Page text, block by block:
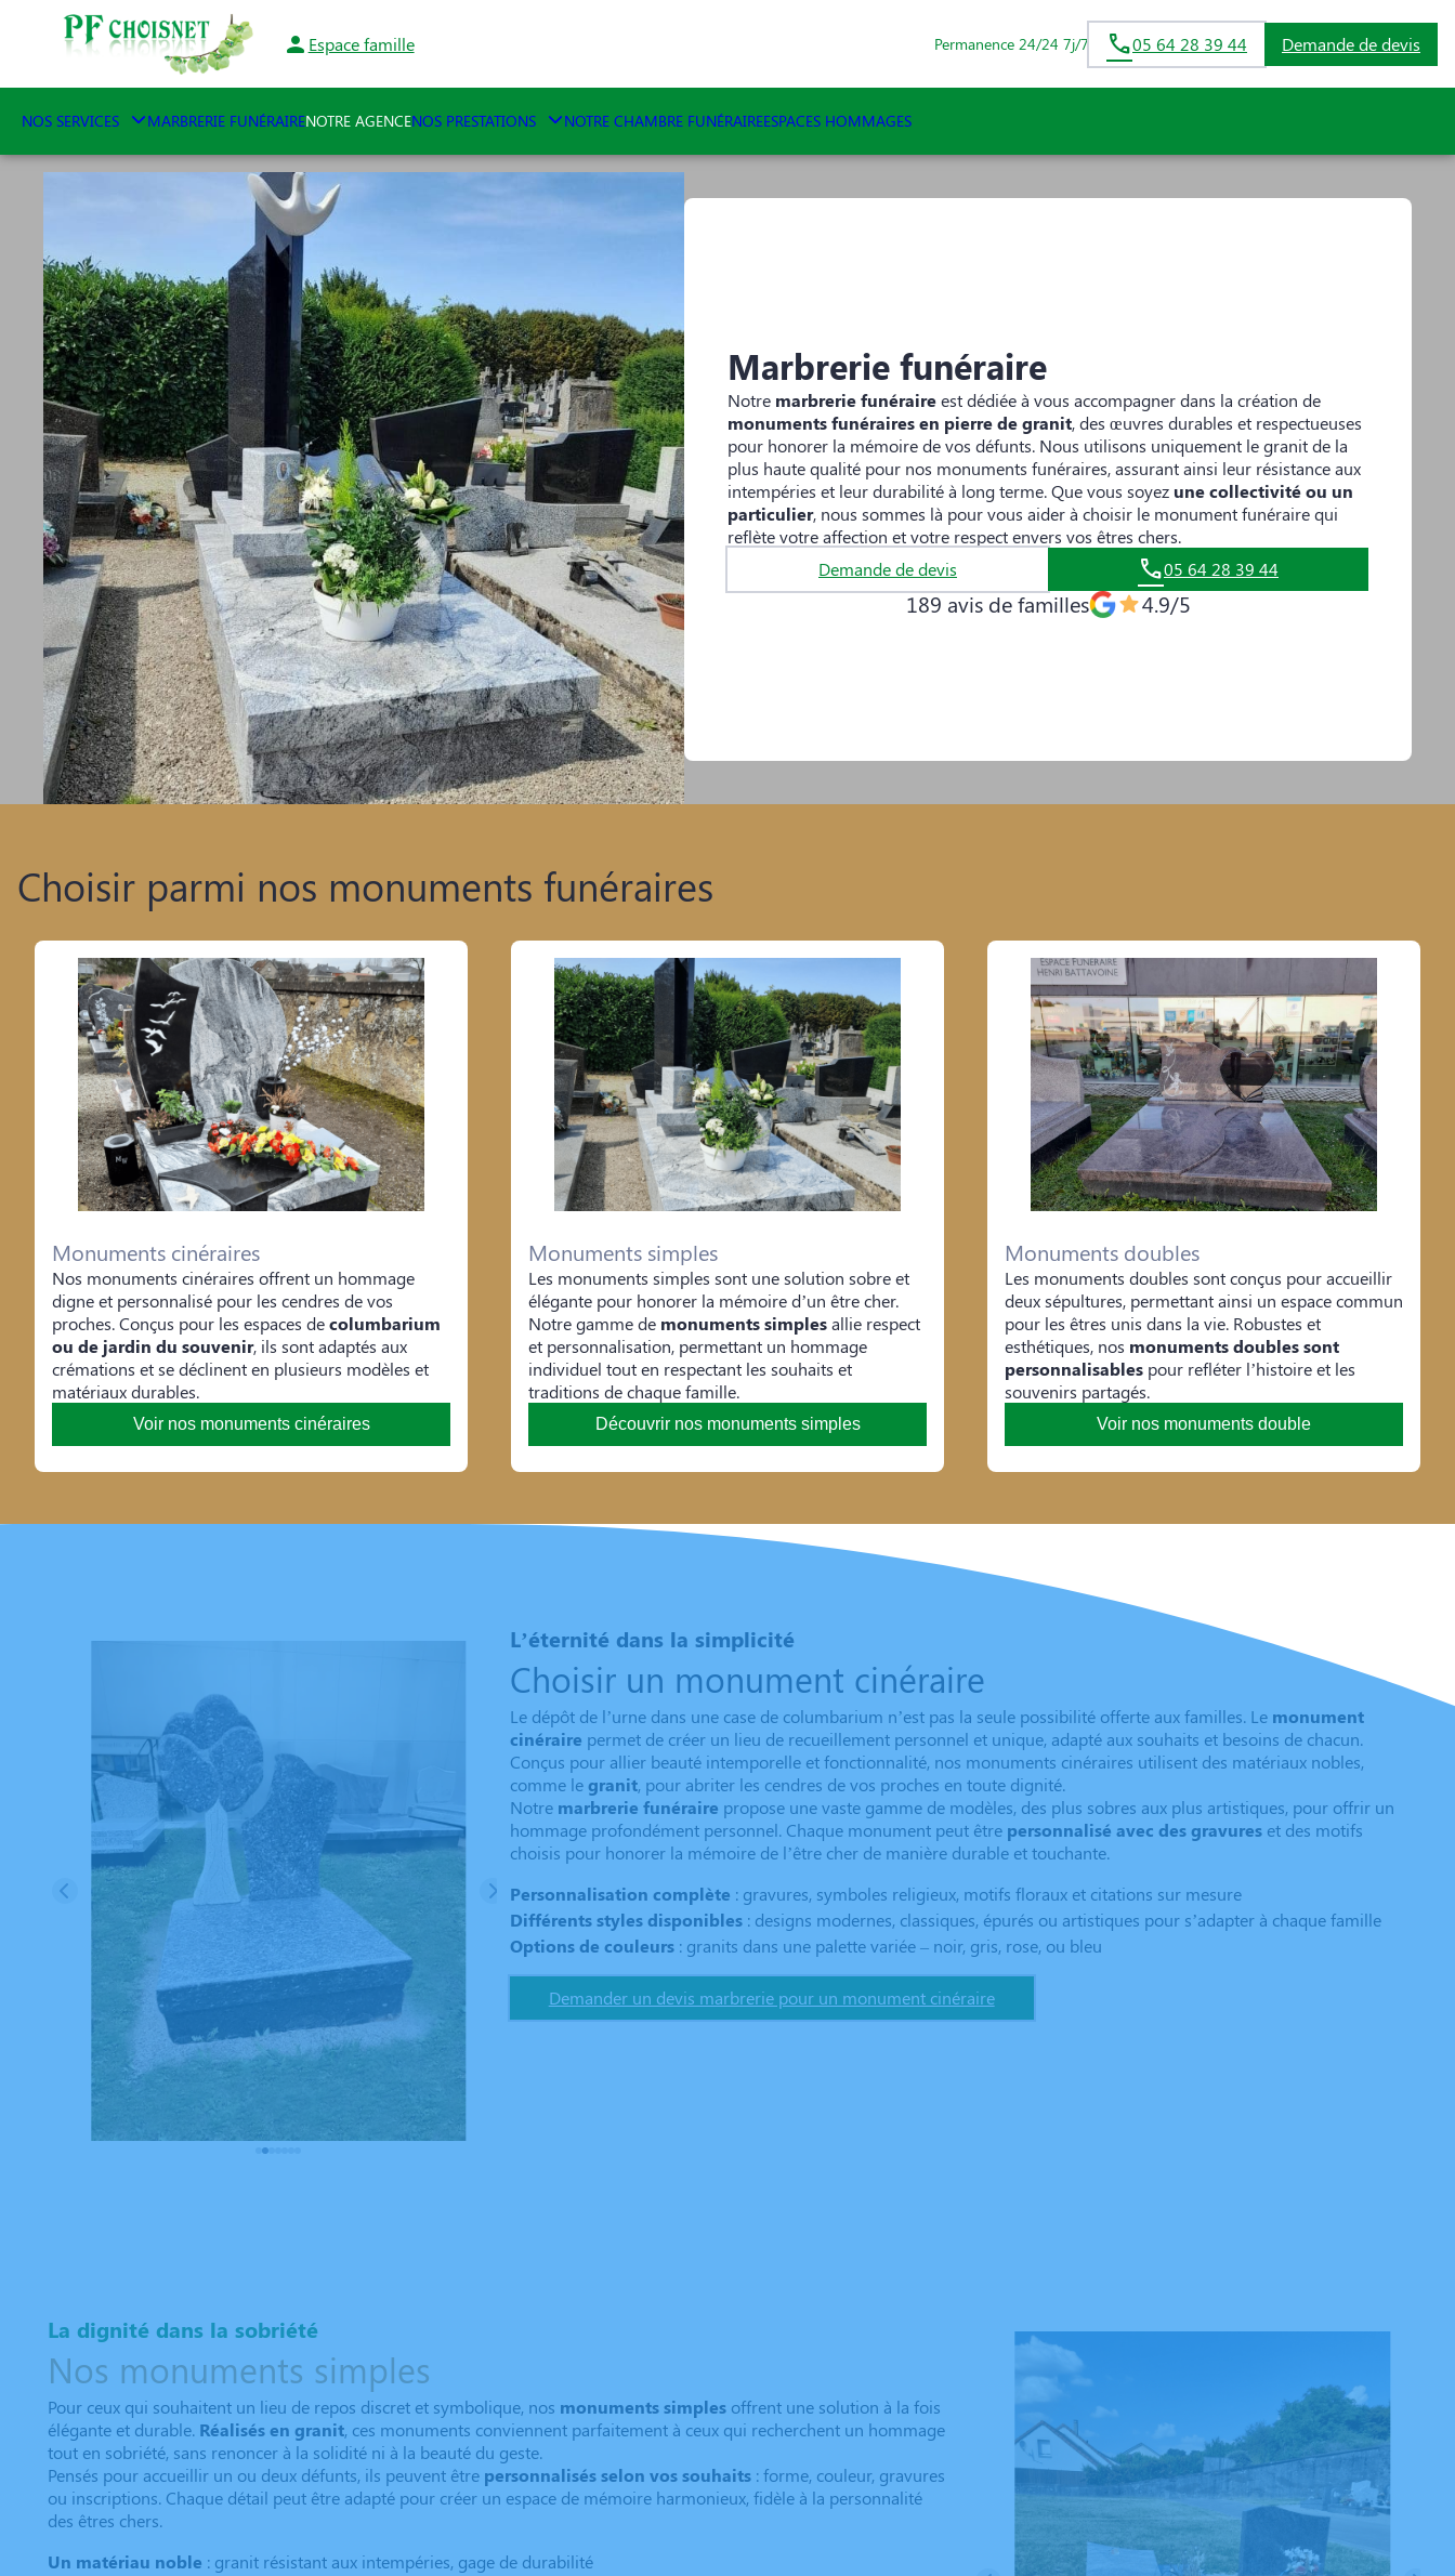
Espace famille Permanence 24/24 7j/7 05 64 28 39 44 Demande de devis
NOS SERVICES MARBRERIE FUNÉRAIRENOTRE AGENCENOS PRESTATIONS NOTRE CHAMBRE FUNÉRAIREESPACES HOMMAGES
Marbrerie funéraire
Notre marbrerie funéraireest dédiée à vous accompagner dans la création de
monuments funéraires en pierre de granit, des œuvres durables et respectueuses
pour honorer la mémoire de vos défunts. Nous utilisons uniquement le granit de la
plus haute qualité pour nos monuments funéraires, assurant ainsi leur résistance aux
intempéries et leur durabilité à long terme. Que vous soyez une collectivité ou un
particulier, nous sommes là pour vous aider à choisir le monument funéraire qui
reflète votre affection et votre respect envers vos êtres chers.
Demande de devis
05 64 28 39 44
189 avis de familles 4.9/5
Choisir parmi nos monuments funéraires
Monuments cinéraires
Nos monuments cinéraires offrent un hommage
digne et personnalisé pour les cendres de vos
proches. Conçus pour les espaces decolumbarium
ou de jardin du souvenir, ils sont adaptés aux
crémations et se déclinent en plusieurs modèles et
matériaux durables.
Voir nos monuments cinéraires
Monuments simples
Les monuments simples sont une solution sobre et
élégante pour honorer la mémoire d’un être cher.
Notre gamme de monuments simplesallie respect
et personnalisation, permettant un hommage
individuel tout en respectant les souhaits et
traditions de chaque famille.
Découvrir nos monuments simples
Monuments doubles
Les monuments doubles sont conçus pour accueillir
deux sépultures, permettant ainsi un espace commun
pour les êtres unis dans la vie. Robustes et
esthétiques, nos monuments doubles sont
personnalisables pour refléter l’histoire et les
souvenirs partagés.
Voir nos monuments double
L’éternité dans la simplicité
Choisir un monument cinéraire
Le dépôt de l’urne dans une case de columbarium n’est pas la seule possibilité offerte aux familles. Le monument
cinéraire permet de créer un lieu de recueillement personnel et unique, adapté aux souhaits et besoins de chacun.
Conçus pour allier beauté intemporelle et fonctionnalité, nos monuments cinéraires utilisent des matériaux nobles,
comme legranit, pour abriter les cendres de vos proches en toute dignité.
Notre marbrerie funéraire propose une vaste gamme de modèles, des plus sobres aux plus artistiques, pour offrir un
hommage profondément personnel. Chaque monument peut être personnalisé avec des gravureset des motifs
choisis pour honorer la mémoire de l’être cher de manière durable et touchante.
Personnalisation complète : gravures, symboles religieux, motifs floraux et citations sur mesure
Différents styles disponibles: designs modernes, classiques, épurés ou artistiques pour s’adapter à chaque famille
Options de couleurs: granits dans une palette variée – noir, gris, rose, ou bleu
Demander un devis marbrerie pour un monument cinéraire
La dignité dans la sobriété
Nos monuments simples
Pour ceux qui souhaitent un lieu de repos discret et symbolique, nos monuments simples offrent une solution à la fois
élégante et durable. Réalisés en granit, ces monuments conviennent parfaitement à ceux qui recherchent un hommage
tout en sobriété, sans renoncer à la solidité ni à la beauté du geste.
Pensés pour accueillir un ou deux défunts, ils peuvent être personnalisés selon vos souhaits : forme, couleur, gravures
ou inscriptions. Chaque détail peut être adapté pour créer un espace de mémoire harmonieux, fidèle à la personnalité
des êtres chers.
Un matériau noble : granit résistant aux intempéries, gage de durabilité